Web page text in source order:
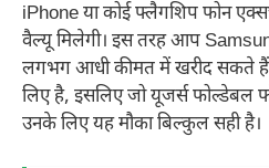
iPhone या कोई फ्लैगशिप फोन
वैल्यू मिलेगी। इस तरह आप
लगभग आधी कीमत में खरीद सकते
लिए है, इसलिए जो यूजर्स फोल्डेबल
उनके लिए यह मौका बिल्कुल सही है।